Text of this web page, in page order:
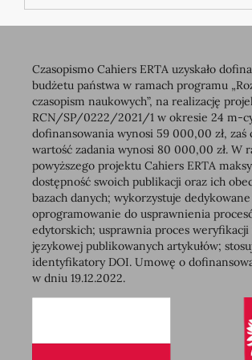
Czasopismo Cahiers ERTA uzyskało
budżetu państwa w ramach programu
czasopism naukowych”, na realizację
RCN/SP/0222/2021/1 w okresie 24 m-
dofinansowania wynosi 59 000,00 zł, zaś
wartość zadania wynosi 80 000,00 zł. W
powyższego projektu Cahiers ERTA
dostępność swoich publikacji oraz ich
bazach danych; wykorzystuje dedykowane
oprogramowanie do usprawnienia
edytorskich; usprawnia proces
językowej publikowanych artykułów;
identyfikatory DOI. Umowę o
w dniu 19.12.2022.